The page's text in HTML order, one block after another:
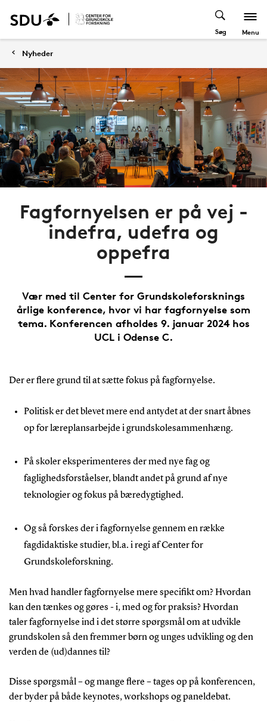
Søg Menu
Nyheder
Fagfornyelsen er på vej -
indefra, udefra og
oppefra
Vær med til Center for Grundskoleforsknings
årlige konference, hvor vi har fagfornyelse som
tema. Konferencen afholdes 9. januar 2024 hos
UCL i Odense C.
Der er flere grund til at sætte fokus på fagfornyelse.
Politisk er det blevet mere end antydet at der snart åbnes
op for læreplansarbejde i grundskolesammenhæng.
På skoler eksperimenteres der med nye fag og
faglighedsforståelser, blandt andet på grund af nye
teknologier og fokus på bæredygtighed.
Og så forskes der i fagfornyelse gennem en række
fagdidaktiske studier, bl.a. i regi af Center for
Grundskoleforskning.
Men hvad handler fagfornyelse mere specifikt om? Hvordan
kan den tænkes og gøres - i, med og for praksis? Hvordan
taler fagfornyelse ind i det større spørgsmål om at udvikle
grundskolen så den fremmer børn og unges udvikling og den
verden de (ud)dannes til?
Disse spørgsmål – og mange flere – tages op på konferencen,
der byder på både keynotes, workshops og paneldebat.